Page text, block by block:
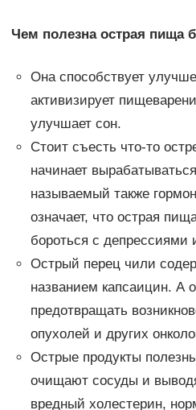
Чем полезна острая пища
Она способствует
активизирует
улучшает сон.
Стоит съесть что-то
начинает
называемый также
означает, что острая
бороться с депрессиями
Острый перец чили
названием капсаицин. А
предотвращать
опухолей и других
Острые продукты
очищают сосуды и
вредный холестерин,